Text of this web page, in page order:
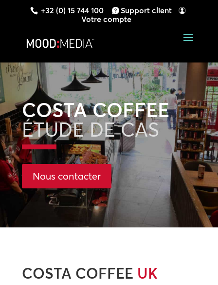
+32 (0) 15 744 100
Support client
Votre compte
COSTA COFFEE
ÉTUDE DE CAS
Nous contacter
COSTA COFFEE UK